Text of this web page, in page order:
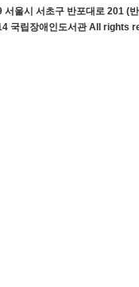
서울시 서초구 반포대로 201 (
국립장애인도서관 All rights